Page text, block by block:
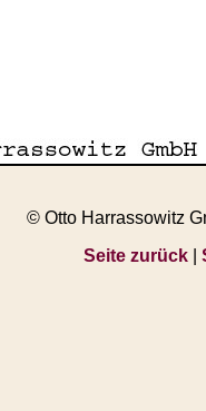
© Otto Harrassowitz
Seite zurück|